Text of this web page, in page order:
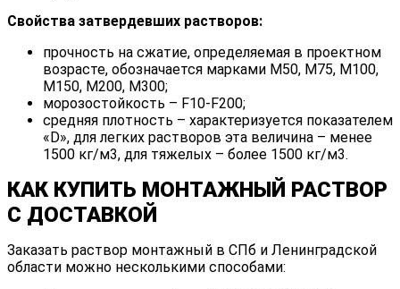
Свойства затвердевших растворов:
прочность на сжатие, определяемая в проектном
возрасте, обозначается марками М50, М75, М100,
М150, М200, М300;
морозостойкость – F10-F200;
средняя плотность – характеризуется показателем
«D», для легких растворов эта величина – менее
1500 кг/м3, для тяжелых – более 1500 кг/м3.
КАК КУПИТЬ МОНТАЖНЫЙ РАСТВОР
С ДОСТАВКОЙ
Заказать раствор монтажный в СПб и Ленинградской
области можно несколькими способами: